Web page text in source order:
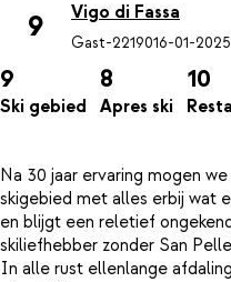
9 Vigo di Fassa
Gast-2219016-01-2025
9
Ski gebied
8
Apres ski
10
Na 30 jaar ervaring mogen
skigebied met alles erbij wat
en blijgt een reletief
skiliefhebber zonder San
In alle rust ellenlange